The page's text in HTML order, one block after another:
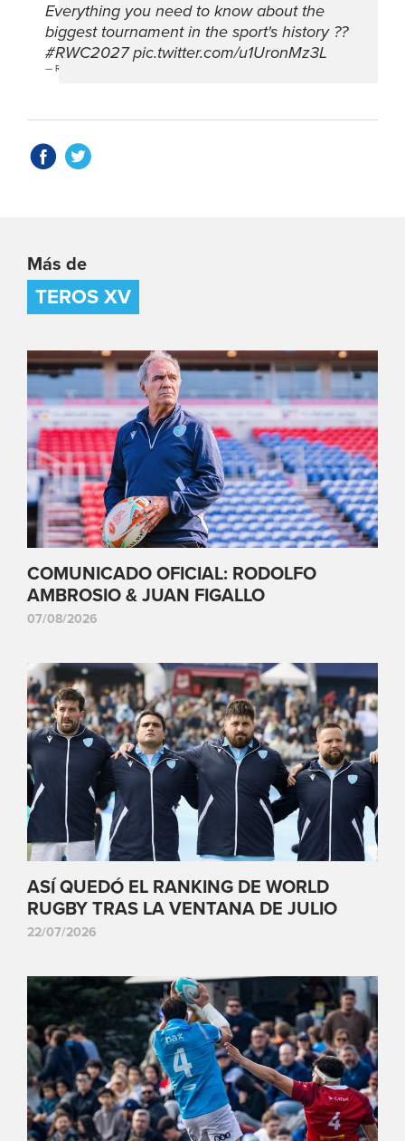
Everything you need to know about the
biggest tournament in the sport's history ??
#RWC2027 pic.twitter.com/u1UronMz3L
— Rugby World Cup (@rugbyworldcup)
Más de
TEROS XV
COMUNICADO OFICIAL: RODOLFO
AMBROSIO & JUAN FIGALLO
07/08/2026
ASÍ QUEDÓ EL RANKING DE WORLD
RUGBY TRAS LA VENTANA DE JULIO
22/07/2026